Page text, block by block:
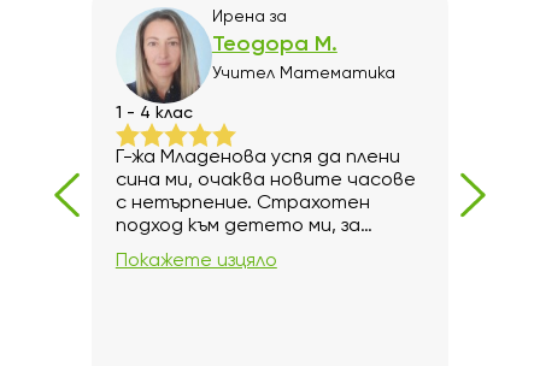
Ирена за
Теодора М.
Учител Математика
1 - 4 клас
Г-жа Младенова успя да плени
сина ми, очаква новите часове
с нетърпение. Страхотен
подход към детето ми, за
което и благодаря.
Покажете изцяло